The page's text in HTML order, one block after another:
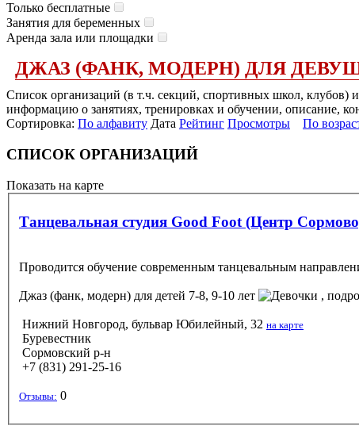
Только бесплатные
Занятия для беременных
Аренда зала или площадки
ДЖАЗ (ФАНК, МОДЕРН) ДЛЯ
Список организаций (в т.ч. секций, спортивных школ,
информацию о занятиях, тренировках и обучении, описание,
Сортировка: По алфавиту Дата Рейтинг Просмотры По
СПИСОК ОРГАНИЗАЦИЙ
Показать на карте
Танцевальная студия Good Foot (Центр
Проводится обучение современным танцевальным
Джаз (фанк, модерн) для детей 7-8, 9-10 лет ,
Нижний Новгород, бульвар Юбилейный, 32 на карте
Буревестник
Сормовский р-н
+7 (831) 291-25-16
Отзывы: 0